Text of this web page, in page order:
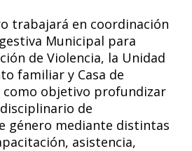
trabajará en coordinación
Municipal para
de Violencia, la Unidad
familiar y Casa de
como objetivo profundizar
de
género mediante distintas
asistencia,